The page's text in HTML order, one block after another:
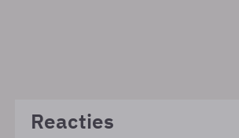
Reacties